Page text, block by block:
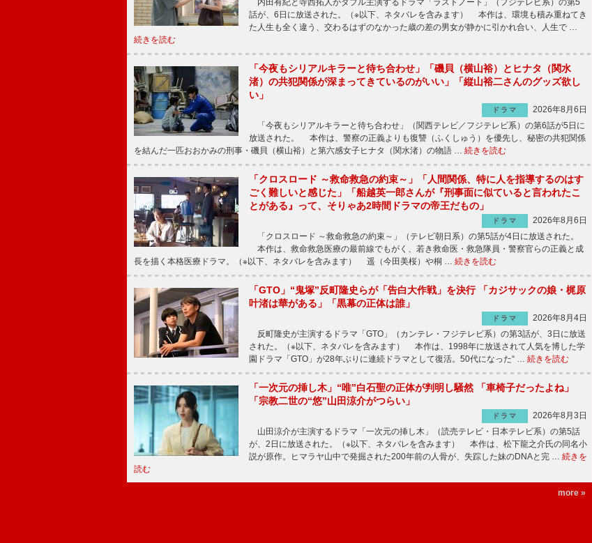
内田有紀と寺西拓人がダブル主演するドラマ「ラストノート」（フジテレビ系）の第5
話が、6日に放送された。（※以下、ネタバレを含みます） 本作は、環境も積み重ねてき
た人生も全く違う、交わるはずのなかった歳の差の男女が静かに引かれ合い、人生で …
続きを読む
「今夜もシリアルキラーと待ち合わせ」「磯貝（横山裕）とヒナタ（関水
渚）の共犯関係が深まってきているのがいい」「縦山裕二さんのグッズ欲し
い」
ドラマ
2026年8月6日
「今夜もシリアルキラーと待ち合わせ」（関西テレビ／フジテレビ系）の第6話が5日に
放送された。 本作は、警察の正義よりも復讐（ふくしゅう）を優先し、秘密の共犯関係
を結んだ一匹おおかみの刑事・磯貝（横山裕）と第六感女子ヒナタ（関水渚）の物語 … 続きを読む
「クロスロード ～救命救急の約束～」「人間関係、特に人を指導するのはす
ごく難しいと感じた」「船越英一郎さんが『刑事面に似ていると言われたこ
とがある』って、そりゃあ2時間ドラマの帝王だもの」
ドラマ
2026年8月6日
「クロスロード ～救命救急の約束～」（テレビ朝日系）の第5話が4日に放送された。
本作は、救命救急医療の最前線でもがく、若き救命医・救急隊員・警察官らの正義と成
長を描く本格医療ドラマ。（※以下、ネタバレを含みます） 遥（今田美桜）や桐 … 続きを読む
「GTO」“鬼塚”反町隆史らが「告白大作戦」を決行 「カジサックの娘・梶原
叶渚は華がある」「黒幕の正体は誰」
ドラマ
2026年8月4日
反町隆史が主演するドラマ「GTO」（カンテレ・フジテレビ系）の第3話が、3日に放送
された。（※以下、ネタバレを含みます） 本作は、1998年に放送されて人気を博した学
園ドラマ「GTO」が28年ぶりに連続ドラマとして復活。50代になった“ … 続きを読む
「一次元の挿し木」“唯”白石聖の正体が判明し騒然 「車椅子だったよね」
「宗教二世の“悠”山田涼介がつらい」
ドラマ
2026年8月3日
山田涼介が主演するドラマ「一次元の挿し木」（読売テレビ・日本テレビ系）の第5話
が、2日に放送された。（※以下、ネタバレを含みます） 本作は、松下龍之介氏の同名小
説が原作。ヒマラヤ山中で発掘された200年前の人骨が、失踪した妹のDNAと完 … 続きを
読む
more »